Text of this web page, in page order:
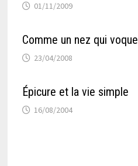
01/11/2009
Comme un nez qui voque
23/04/2008
Épicure et la vie simple
16/08/2004